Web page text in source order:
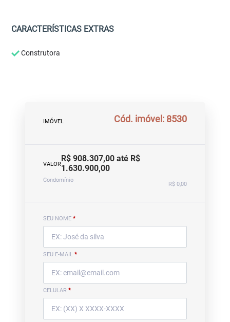
CARACTERÍSTICAS EXTRAS
Construtora
IMÓVEL Cód. imóvel: 8530
VALOR
R$ 908.307,00 até R$
1.630.900,00
Condomínio
R$ 0,00
SEU NOME *
SEU E-MAIL *
CELULAR *